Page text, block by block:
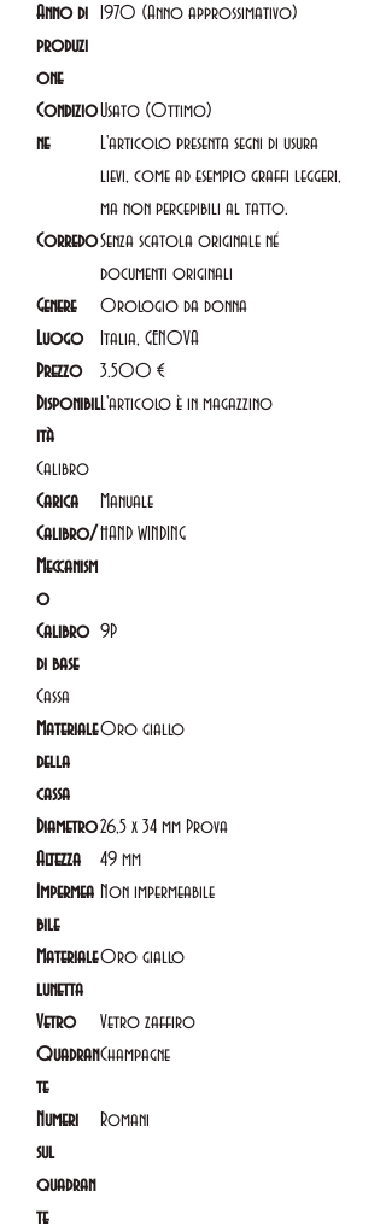
Anno di
produzi
one
1970 (Anno approssimativo)
Condizio
ne
Usato (Ottimo)
L'articolo presenta segni di usura
lievi, come ad esempio graffi leggeri,
ma non percepibili al tatto.
CorredoSenza scatola originale né
documenti originali
Genere
Orologio da donna
Luogo
Italia, GENOVA
Prezzo
3.500 €
Disponibil
ità
L'articolo è in magazzino
Calibro
Carica
Manuale
Calibro/
Meccanism
o
HAND WINDING
Calibro
di base
9P
Cassa
Materiale
della
cassa
Oro giallo
Diametro26,5 x 34 mm Prova
Altezza
49 mm
Impermea
bile
Non impermeabile
Materiale
lunetta
Oro giallo
Vetro
Vetro zaffiro
Quadran
te
Champagne
Numeri
sul
quadran
te
Romani